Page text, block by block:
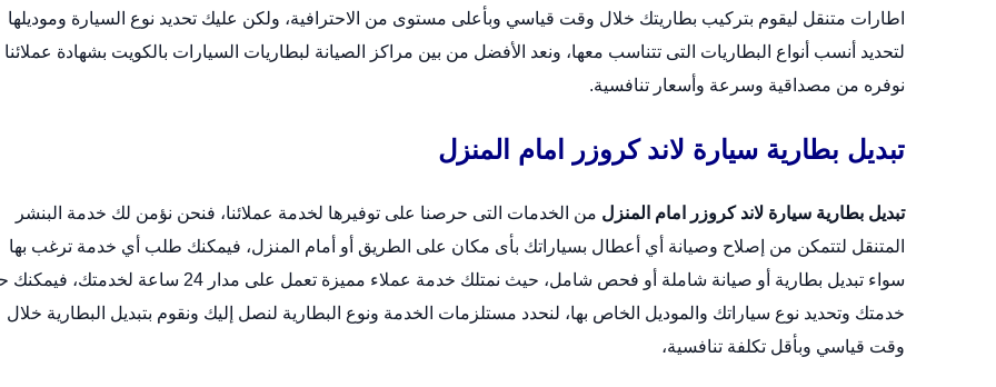
اطارات متنقل ليقوم بتركيب بطاريتك خلال وقت قياسي وبأعلى مستوى من الاحترافية، ولكن عليك تحديد نوع السيارة وموديلها
لتحديد أنسب أنواع البطاريات التى تتناسب معها، ونعد الأفضل من بين مراكز الصيانة لبطاريات السيارات بالكويت بشهادة عملائنا
نوفره من مصداقية وسرعة وأسعار تنافسية.
تبديل بطارية سيارة لاند كروزر امام المنزل
تبديل بطارية سيارة لاند كروزر امام المنزل من الخدمات التى حرصنا على توفيرها لخدمة عملائنا، فنحن نؤمن لك خدمة البنشر
المتنقل لتتمكن من إصلاح وصيانة أي أعطال بسياراتك بأى مكان على الطريق أو أمام المنزل، فيمكنك طلب أي خدمة ترغب بها
سواء تبديل بطارية أو صيانة شاملة أو فحص شامل، حيث نمتلك خدمة عملاء مميزة تعمل على مدار 24 ساعة
خدمتك وتحديد نوع سياراتك والموديل الخاص بها، لنحدد مستلزمات الخدمة ونوع البطارية لنصل إليك ونقوم بتبديل البطارية خلال
وقت قياسي وبأقل تكلفة تنافسية،